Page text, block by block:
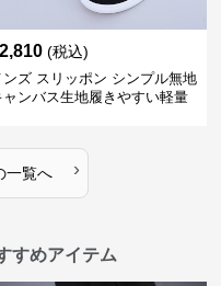
(税込)
ンズ スリッポン シンプル無地
ャンバス生地履きやすい軽量
一覧へ ›
すめアイテム